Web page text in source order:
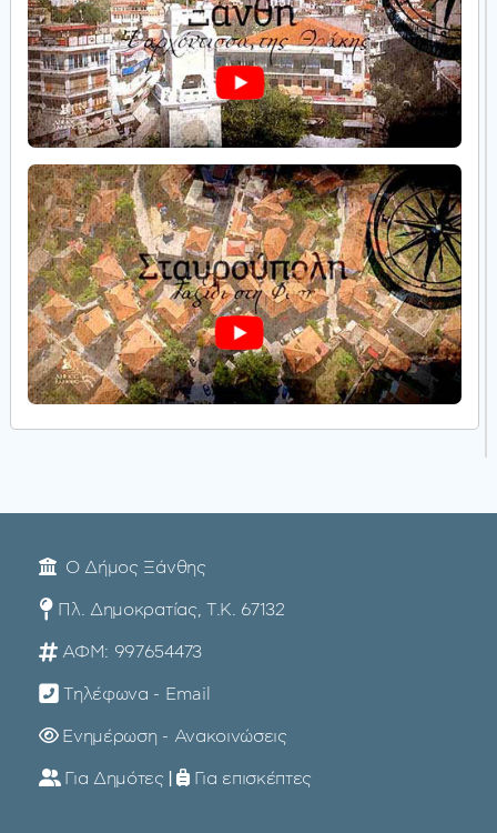
Ο Δήμος Ξάνθης
Πλ. Δημοκρατίας, Τ.Κ. 67132
ΑΦΜ: 997654473
Τηλέφωνα - Email
Ενημέρωση - Ανακοινώσεις
Για Δημότες | Για επισκέπτες